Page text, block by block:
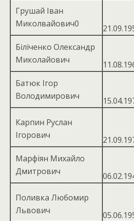
Грушай Іван
Миколвайович0
Біліченко Олександр
Миколайович
Батюк Ігор
Володимирович
Карпин Руслан
Ігорович
Марфіян Михайло
Дмитрович
Поливка Любомир
Львович